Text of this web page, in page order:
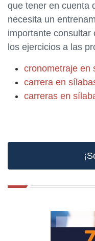
que tener en cuenta
necesita un
importante consultar
los ejercicios a las
cronometraje en
carrera en
carreras en